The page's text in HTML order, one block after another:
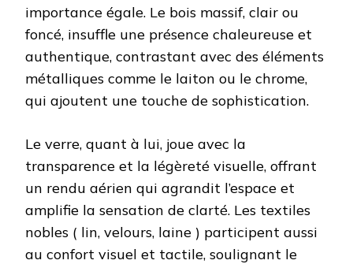
importance égale. Le bois massif, clair ou
foncé, insuffle une présence chaleureuse et
authentique, contrastant avec des éléments
métalliques comme le laiton ou le chrome,
qui ajoutent une touche de sophistication.
Le verre, quant à lui, joue avec la
transparence et la légèreté visuelle, offrant
un rendu aérien qui agrandit l’espace et
amplifie la sensation de clarté. Les textiles
nobles ( lin, velours, laine ) participent aussi
au confort visuel et tactile, soulignant le